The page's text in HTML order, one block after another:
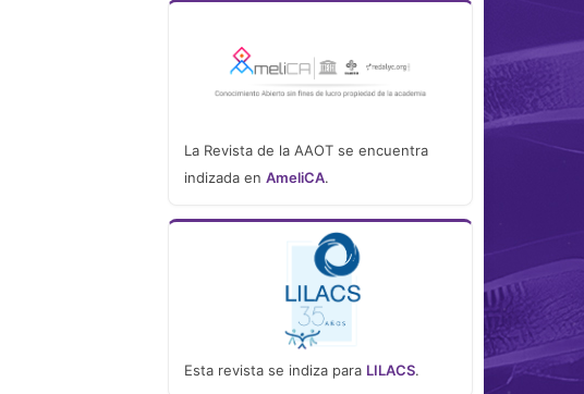
La Revista de la AAOT se encuentra
indizada en AmeliCA.
Esta revista se indiza para LILACS.